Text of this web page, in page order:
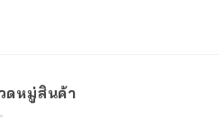
ดหมู่สินค้า